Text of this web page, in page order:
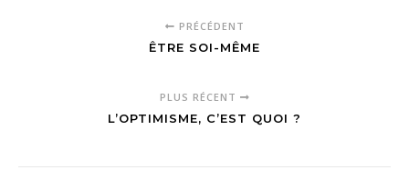
PRÉCÉDENT
ÊTRE SOI-MÊME
PLUS RÉCENT
L’OPTIMISME, C’EST QUOI ?